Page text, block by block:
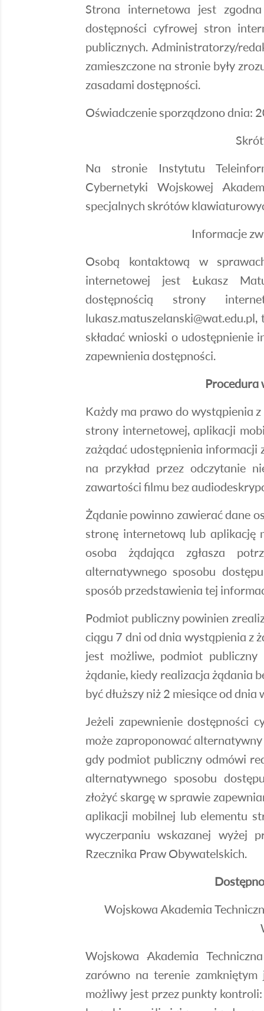
Strona internetowa jest
dostępności cyfrowej stron
publicznych. Administratorzy/
zamieszczone na stronie były
zasadami dostępności.
Oświadczenie sporządzono dnia:
Na stronie Instytutu
Cybernetyki Wojskowej
specjalnych skrótów
Informacje
Osobą kontaktową w
internetowej jest Łukasz
dostępnością strony
składać wnioski o udostępnienie
zapewnienia dostępności.
Procedura
Każdy ma prawo do wystąpienia
strony internetowej, aplikacji
zażądać udostępnienia informacji
na przykład przez odczytanie
zawartości filmu bez
Żądanie powinno zawierać dane
stronę internetową lub aplikację
osoba żądająca zgłasza
alternatywnego sposobu
sposób przedstawienia tej
Podmiot publiczny powinien
ciągu 7 dni od dnia wystąpienia z
jest możliwe, podmiot publiczny
żądanie, kiedy realizacja żądania
być dłuższy niż 2 miesiące od
Jeżeli zapewnienie dostępności
może zaproponować
gdy podmiot publiczny odmówi
alternatywnego sposobu
złożyć skargę w sprawie
aplikacji mobilnej lub elementu
wyczerpaniu wskazanej wyżej
Rzecznika Praw Obywatelskich.
Wojskowa Akademia
Wojskowa Akademia
zarówno na terenie
możliwy jest przez punkty